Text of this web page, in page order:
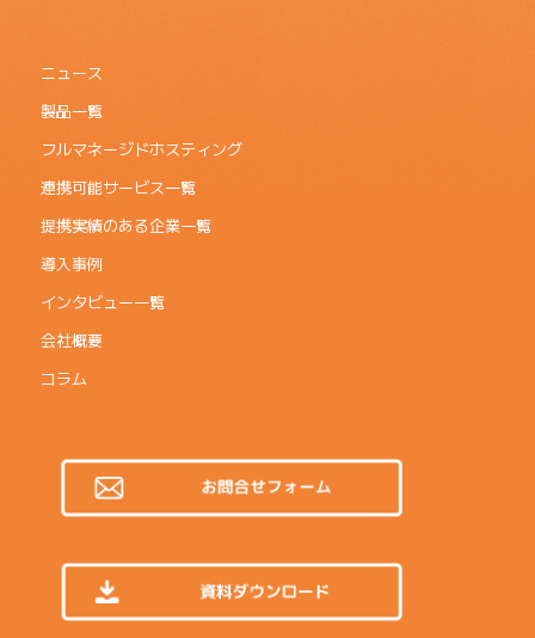
ニュース
製品一覧
フルマネージドホスティング
連携可能サービス一覧
提携実績のある企業一覧
導入事例
インタビュー一覧
会社概要
コラム